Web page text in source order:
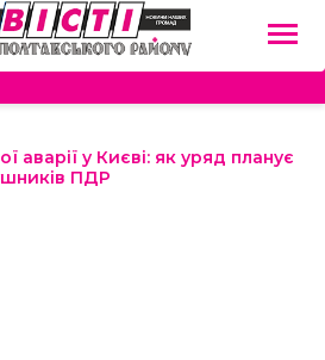
аварії у Києві: як уряд планує
ПДР